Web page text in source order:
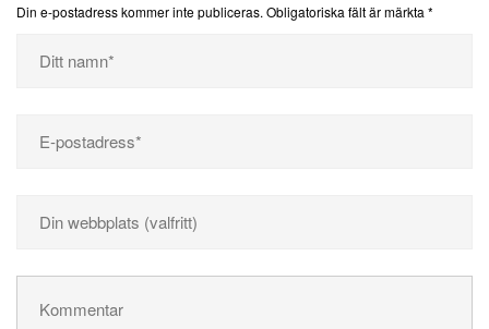
Din e-postadress kommer inte publiceras. Obligatoriska fält är märkta *